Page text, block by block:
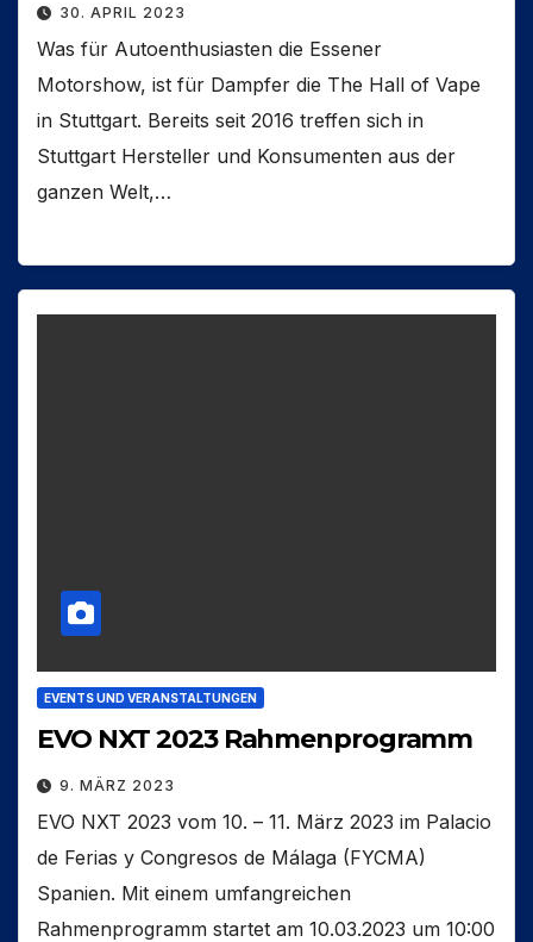
30. APRIL 2023
Was für Autoenthusiasten die Essener
Motorshow, ist für Dampfer die The Hall of Vape
in Stuttgart. Bereits seit 2016 treffen sich in
Stuttgart Hersteller und Konsumenten aus der
ganzen Welt,…
EVENTS UND VERANSTALTUNGEN
EVO NXT 2023 Rahmenprogramm
9. MÄRZ 2023
EVO NXT 2023 vom 10. – 11. März 2023 im Palacio
de Ferias y Congresos de Málaga (FYCMA)
Spanien. Mit einem umfangreichen
Rahmenprogramm startet am 10.03.2023 um 10:00